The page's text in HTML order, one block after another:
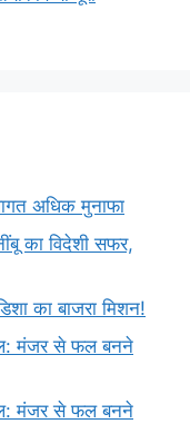
अधिक मुनाफा
का विदेशी सफर,
का बाजरा मिशन!
मंजर से फल बनने
मंजर से फल बनने